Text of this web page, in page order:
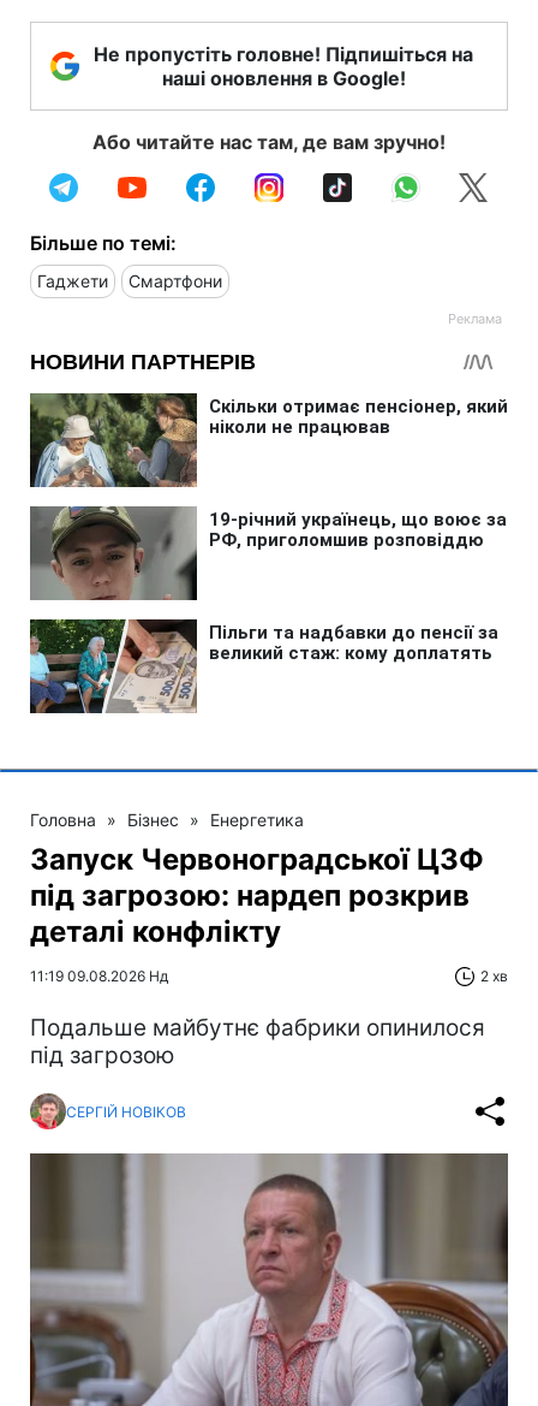
Не пропустіть головне! Підпишіться на
наші оновлення в Google!
Або читайте нас там, де вам зручно!
Більше по темі:
Гаджети Смартфони
Головна » Бізнес » Енергетика
Запуск Червоноградської ЦЗФ
під загрозою: нардеп розкрив
деталі конфлікту
11:19 09.08.2026 Нд 2 хв
Подальше майбутнє фабрики опинилося
під загрозою
СЕРГІЙ НОВІКОВ